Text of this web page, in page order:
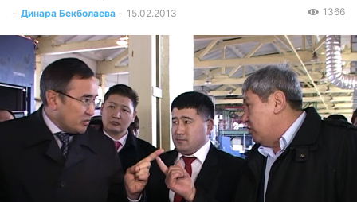
- Динара Бекболаева - 15.02.2013 1366